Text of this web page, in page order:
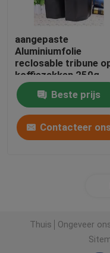
aangepaste
Aluminiumfolie
reclosable tribune
koffiezakken 250g
Beste prijs
Contacteer
Thuis Ongeveer